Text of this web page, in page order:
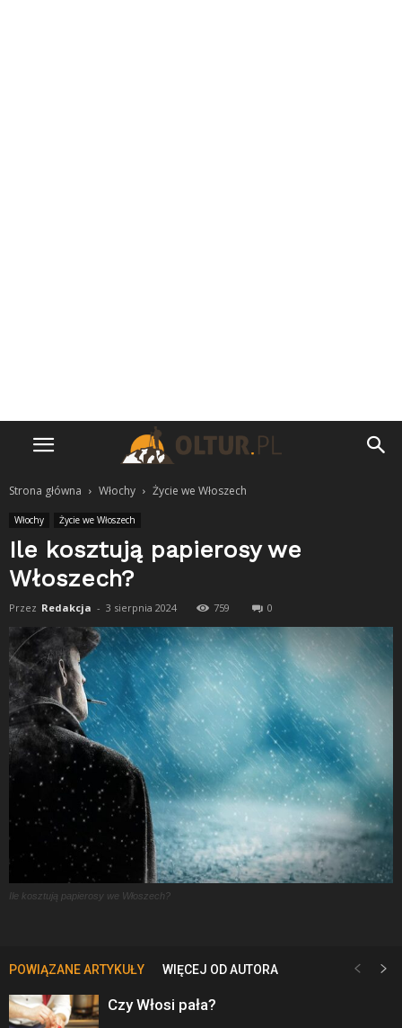
Strona główna Włochy Życie we Włoszech
Włochy Życie we Włoszech
Ile kosztują papierosy we
Włoszech?
Przez Redakcja - 3 sierpnia 2024 759 0
Ile kosztują papierosy we Włoszech?
POWIĄZANE ARTYKUŁY WIĘCEJ OD AUTORA
Czy Włosi pała?